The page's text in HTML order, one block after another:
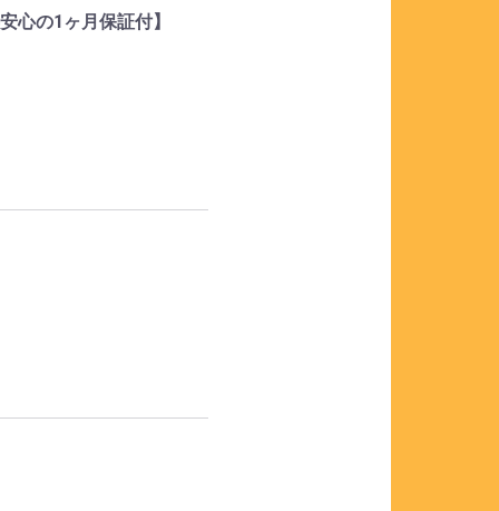
の1ヶ月保証付】